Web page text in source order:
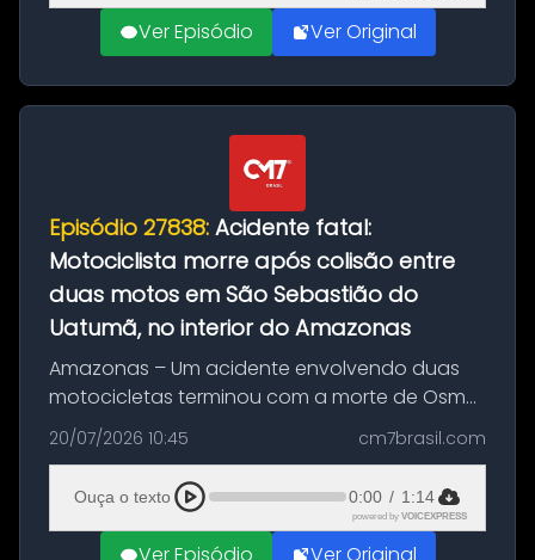
Ver Episódio Ver Original
Episódio 27838: Acidente fatal:
Motociclista morre após colisão entre
duas motos em São Sebastião do
Uatumã, no interior do Amazonas
Amazonas – Um acidente envolvendo duas
motocicletas terminou com a morte de Osmar
Figueiredo de Souza, de 38 anos, no município
de São Sebastião do Uatumã, no interior do
Amazonas. A colisão ocorreu n...
20/07/2026 10:45 cm7brasil.com
Ouça o texto 0:00 / 1:14
powered by VOICEXPRESS